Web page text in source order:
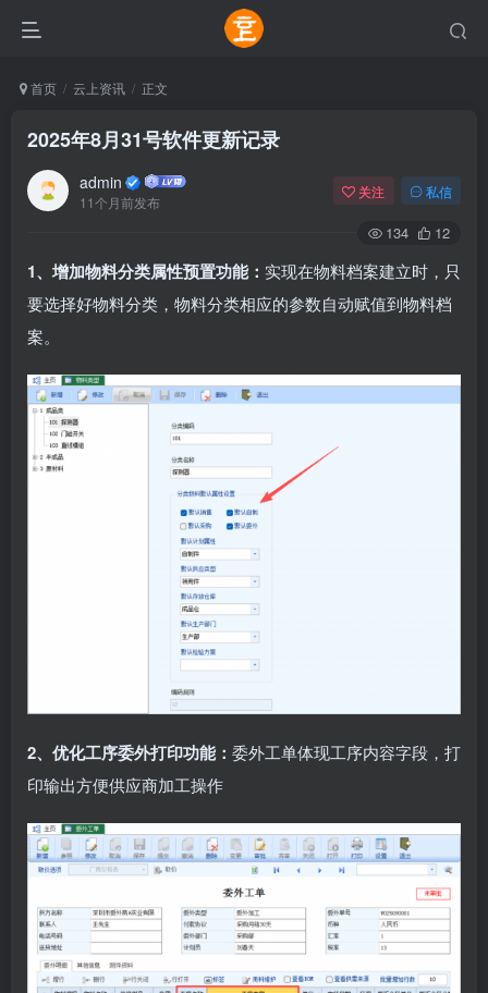
首页 云上资讯 正文
2025年8月31号软件更新记录
admin
11个月前发布
关注 私信
134 12
1、增加物料分类属性预置功能： 实现在物料档案建立时，只
要选择好物料分类，物料分类相应的参数自动赋值到物料档
案。
2、优化工序委外打印功能： 委外工单体现工序内容字段，打
印输出方便供应商加工操作